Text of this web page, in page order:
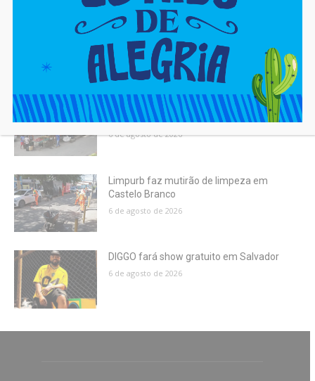
CAJAZEIRAS: Outlet é alvo da Receita
Federal
6 de agosto de 2026
CAJAZEIRAS: Feirinha da Rótula ganha
obras de revitalização
6 de agosto de 2026
Limpurb faz mutirão de limpeza em
Castelo Branco
6 de agosto de 2026
DIGGO fará show gratuito em Salvador
6 de agosto de 2026